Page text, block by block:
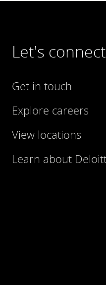
Let's connect
Get in touch
Explore careers
View locations
Learn about